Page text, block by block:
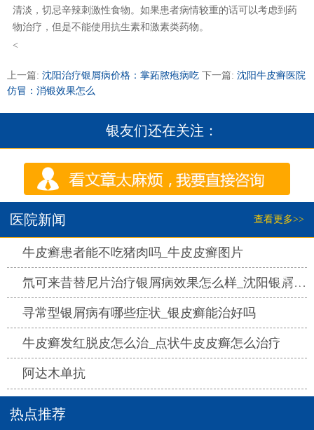
清淡，切忌辛辣刺激性食物。如果患者病情较重的话可以考虑到药
物治疗，但是不能使用抗生素和激素类药物。
<
上一篇: 沈阳治疗银屑病价格：掌跖脓疱病吃 下一篇: 沈阳牛皮癣医院
仿冒：消银效果怎么
银友们还在关注：
医院新闻 查看更多>>
牛皮癣患者能不吃猪肉吗_牛皮皮癣图片
氘可来昔替尼片治疗银屑病效果怎么样_沈阳银屑病医院哪家好
热点
寻常型银屑病有哪些症状_银皮癣能治好吗
牛皮癣发红脱皮怎么治_点状牛皮皮癣怎么治疗热点
阿达木单抗
热点推荐